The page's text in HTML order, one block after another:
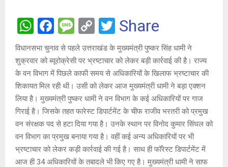
W
h
at
s
A
p
p
F
a
ce
b
o
o
k
M
es
s
a
g
e
C
o
py
Li
n
k
T
wi
tt
er
Share
विधानसभा चुनाव से पहले उत्तराखंड के मुख्यमंत्री पुष्कर सिंह धामी ने
शुक्रवार को ब्यूरोक्रेसी पर भ्रष्टाचार को लेकर बड़ी कार्रवाई की है। राज्य
के वन विभाग में पिछले काफी समय से अधिकारियों के खिलाफ भ्रष्टाचार की
शिकायत मिल रही थी। उसी को लेकर आज मुख्यमंत्री धामी ने बड़ा एक्शन
लिया है। मुख्यमंत्री पुष्कर धामी ने वन विभाग के कई अधिकारियों पर गाज
गिराई है। जिसके तहत फारेस्ट डिपार्टमेंट के चीफ राजीव भरतरी को प्रमुख
वन संरक्षक पद से हटा दिया गया है। उनके स्थान पर विनोद कुमार सिंघल को
वन विभाग का प्रमुख बनाया गया है। वहीं कई अन्य अधिकारियों पर भी
भ्रष्टाचार को लेकर कड़ी कार्रवाई की गई है। साथ ही फॉरेस्ट डिपार्टमेंट में
आज ही 34 अधिकारियों के तबादले भी किए गए है। मुख्यमंत्री धामी ने साफ